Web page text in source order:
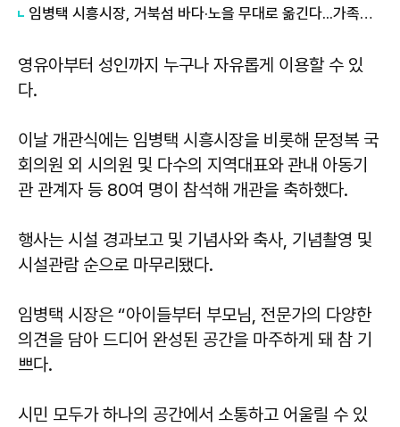
임병택 시흥시장, 거북섬 바다·노을 무대로 옮긴다...가족음악회 '별빛 주파수 812Mhz'
영유아부터 성인까지 누구나 자유롭게 이용할 수 있
다.
이날 개관식에는 임병택 시흥시장을 비롯해 문정복 국
회의원 외 시의원 및 다수의 지역대표와 관내 아동기
관 관계자 등 80여 명이 참석해 개관을 축하했다.
행사는 시설 경과보고 및 기념사와 축사, 기념촬영 및
시설관람 순으로 마무리됐다.
임병택 시장은 “아이들부터 부모님, 전문가의 다양한
의견을 담아 드디어 완성된 공간을 마주하게 돼 참 기
쁘다.
시민 모두가 하나의 공간에서 소통하고 어울릴 수 있